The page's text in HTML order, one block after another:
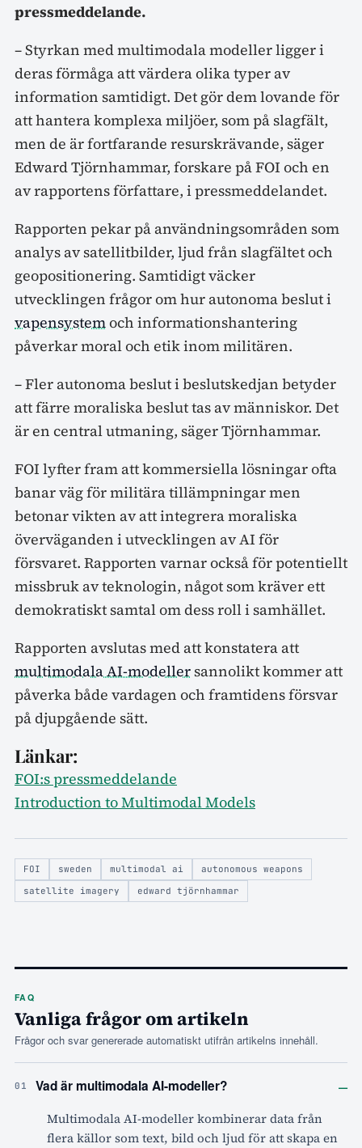
pressmeddelande.
– Styrkan med multimodala modeller ligger i
deras förmåga att värdera olika typer av
information samtidigt. Det gör dem lovande för
att hantera komplexa miljöer, som på slagfält,
men de är fortfarande resurskrävande, säger
Edward Tjörnhammar, forskare på FOI och en
av rapportens författare, i pressmeddelandet.
Rapporten pekar på användningsområden som
analys av satellitbilder, ljud från slagfältet och
geopositionering. Samtidigt väcker
utvecklingen frågor om hur autonoma beslut i
vapensystemoch informationshantering
påverkar moral och etik inom militären.
– Fler autonoma beslut i beslutskedjan betyder
att färre moraliska beslut tas av människor. Det
är en central utmaning, säger Tjörnhammar.
FOI lyfter fram att kommersiella lösningar ofta
banar väg för militära tillämpningar men
betonar vikten av att integrera moraliska
överväganden i utvecklingen av AI för
försvaret. Rapporten varnar också för potentiellt
missbruk av teknologin, något som kräver ett
demokratiskt samtal om dess roll i samhället.
Rapporten avslutas med att konstatera att
multimodala AI-modeller sannolikt kommer att
påverka både vardagen och framtidens försvar
på djupgående sätt.
Länkar:
FOI:s pressmeddelande
Introduction to Multimodal Models
FOI sweden multimodal ai
autonomous weapons
satellite imagery
edward tjörnhammar
FAQ
Vanliga frågor om artikeln
Frågor och svar genererade automatiskt utifrån artikelns innehåll.
01 Vad är multimodala AI-modeller? –
Multimodala AI-modeller kombinerar data från
flera källor som text, bild och ljud för att skapa en